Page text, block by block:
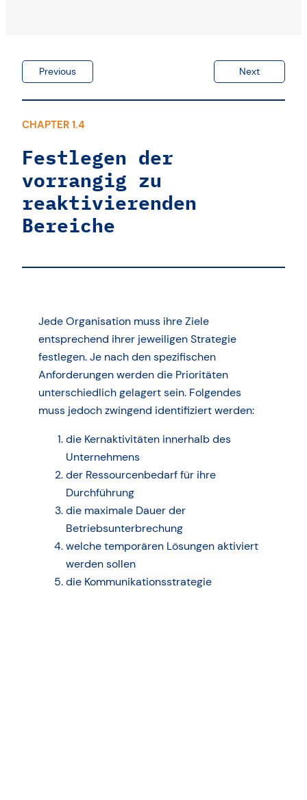
Previous Next
CHAPTER 1.4
Festlegen der
vorrangig zu
reaktivierenden
Bereiche
Jede Organisation muss ihre Ziele
entsprechend ihrer jeweiligen Strategie
festlegen. Je nach den spezifischen
Anforderungen werden die Prioritäten
unterschiedlich gelagert sein. Folgendes
muss jedoch zwingend identifiziert werden:
die Kernaktivitäten innerhalb des
Unternehmens
der Ressourcenbedarf für ihre
Durchführung
die maximale Dauer der
Betriebsunterbrechung
welche temporären Lösungen aktiviert
werden sollen
die Kommunikationsstrategie